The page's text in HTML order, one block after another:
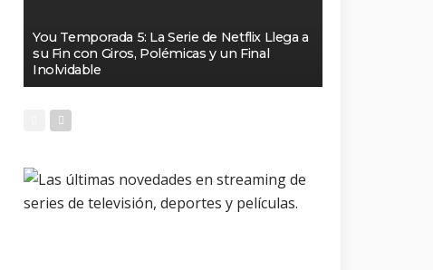
You Temporada 5: La Serie de Netflix Llega a
su Fin con Giros, Polémicas y un Final
Inolvidable